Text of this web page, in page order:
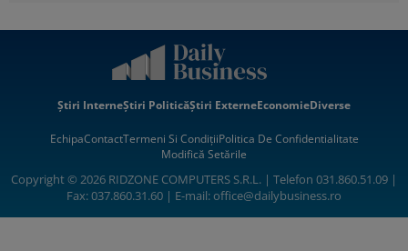
Știri InterneȘtiri PoliticăȘtiri ExterneEconomieDiverse
EchipaContactTermeni Si CondițiiPolitica De Confidentialitate
Modifică Setările
Copyright © 2026 RIDZONE COMPUTERS S.R.L. | Telefon 031.860.51.09 |
Fax: 037.860.31.60 | E-mail:office@dailybusiness.ro